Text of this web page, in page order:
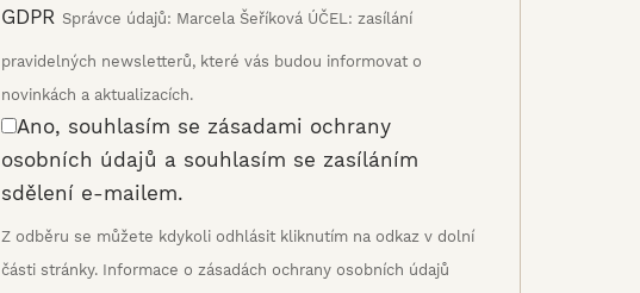
GDPR Správce údajů: Marcela Šeříková ÚČEL: zasílání
pravidelných newsletterů, které vás budou informovat o
novinkách a aktualizacích.
Ano, souhlasím se zásadami ochrany
osobních údajů a souhlasím se zasíláním
sdělení e-mailem.
Z odběru se můžete kdykoli odhlásit kliknutím na odkaz v dolní
části stránky. Informace o zásadách ochrany osobních údajů